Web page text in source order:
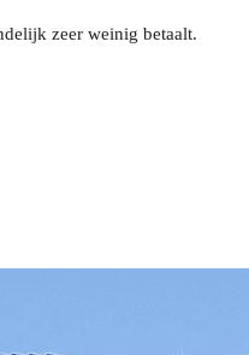
zeer weinig betaalt.